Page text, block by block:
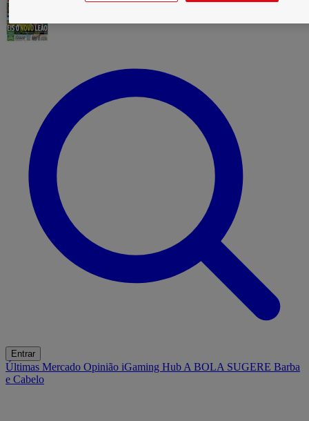
Entrar
Últimas Mercado Opinião iGaming Hub A BOLA SUGERE Barba
e Cabelo